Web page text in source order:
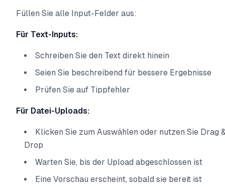
Füllen Sie alle Input-Felder aus:
Für Text-Inputs:
Schreiben Sie den Text direkt hinein
Seien Sie beschreibend für bessere Ergebnisse
Prüfen Sie auf Tippfehler
Für Datei-Uploads:
Klicken Sie zum Auswählen oder nutzen Sie Drag
Drop
Warten Sie, bis der Upload abgeschlossen ist
Eine Vorschau erscheint, sobald sie bereit ist